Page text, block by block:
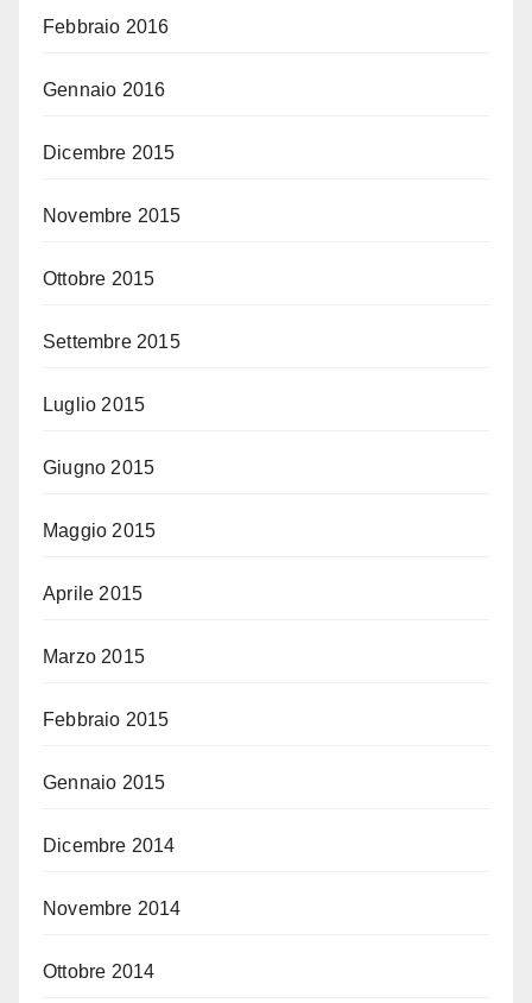
Febbraio 2016
Gennaio 2016
Dicembre 2015
Novembre 2015
Ottobre 2015
Settembre 2015
Luglio 2015
Giugno 2015
Maggio 2015
Aprile 2015
Marzo 2015
Febbraio 2015
Gennaio 2015
Dicembre 2014
Novembre 2014
Ottobre 2014